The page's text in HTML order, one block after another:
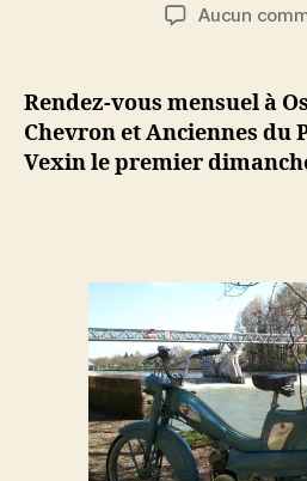
l’article
Aucun
Rendez-vous mensuel à
Chevron et Anciennes du
Vexin le premier